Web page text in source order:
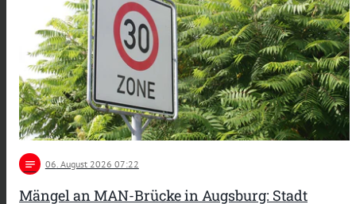
notes 06 . August 2026 07:22
Mängel an MAN-Brücke in Augsburg: Stadt